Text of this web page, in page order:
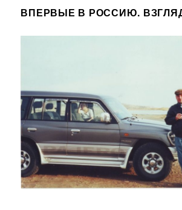
ВПЕРВЫЕ В РОССИЮ. ВЗГЛЯД